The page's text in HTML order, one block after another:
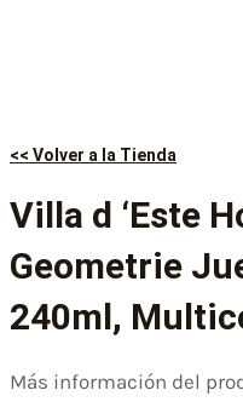
<< Volver a la Tienda
Villa d ‘Este
Geometrie
240ml,
Más información del